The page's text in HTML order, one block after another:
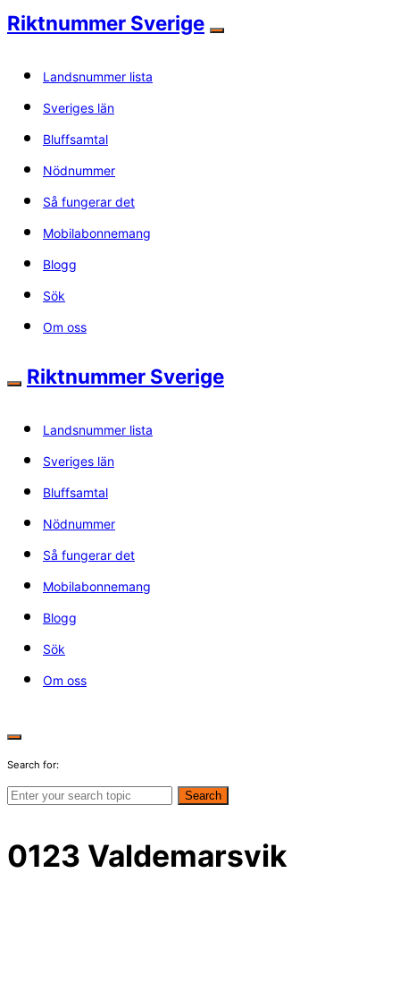
Riktnummer Sverige
Landsnummer lista
Sveriges län
Bluffsamtal
Nödnummer
Så fungerar det
Mobilabonnemang
Blogg
Sök
Om oss
Riktnummer Sverige
Landsnummer lista
Sveriges län
Bluffsamtal
Nödnummer
Så fungerar det
Mobilabonnemang
Blogg
Sök
Om oss
Search for:
Search
0123 Valdemarsvik